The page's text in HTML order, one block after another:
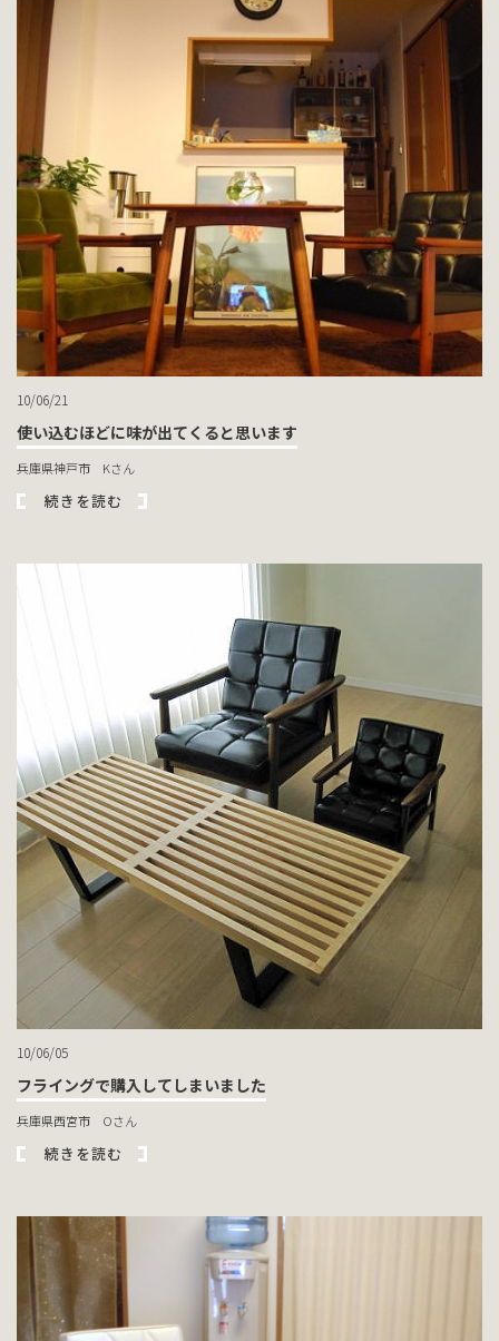
10/06/21
使い込むほどに味が出てくると思います
兵庫県神戸市 Kさん
続きを読む
10/06/05
フライングで購入してしまいました
兵庫県西宮市 Oさん
続きを読む